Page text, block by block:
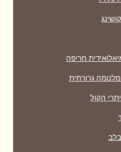
חריפה
גרורתית
הקול